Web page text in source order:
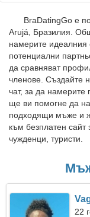
BraDatingGo е
Arujá, Бразилия.
намерите идеалния
потенциални
да сравняват
членове. Създайте
чат, за да
ще ви помогне да
подходящи мъже и
към безплатен сайт
чужденци, туристи.
22